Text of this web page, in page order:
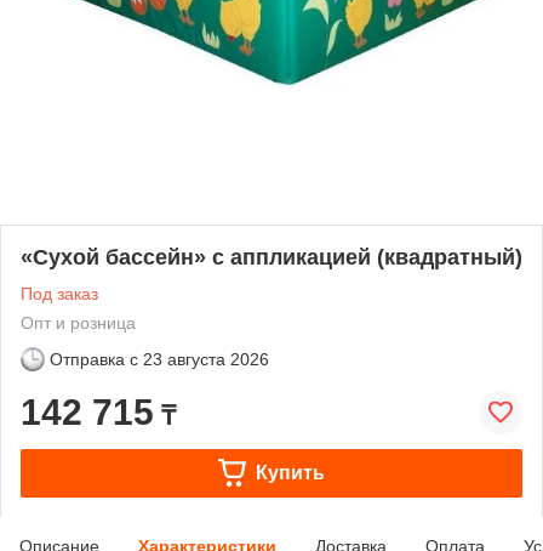
«Сухой бассейн» с аппликацией (квадратный)
Под заказ
Опт и розница
Отправка с 23 августа 2026
142 715 ₸
Купить
Описание Характеристики Доставка Оплата